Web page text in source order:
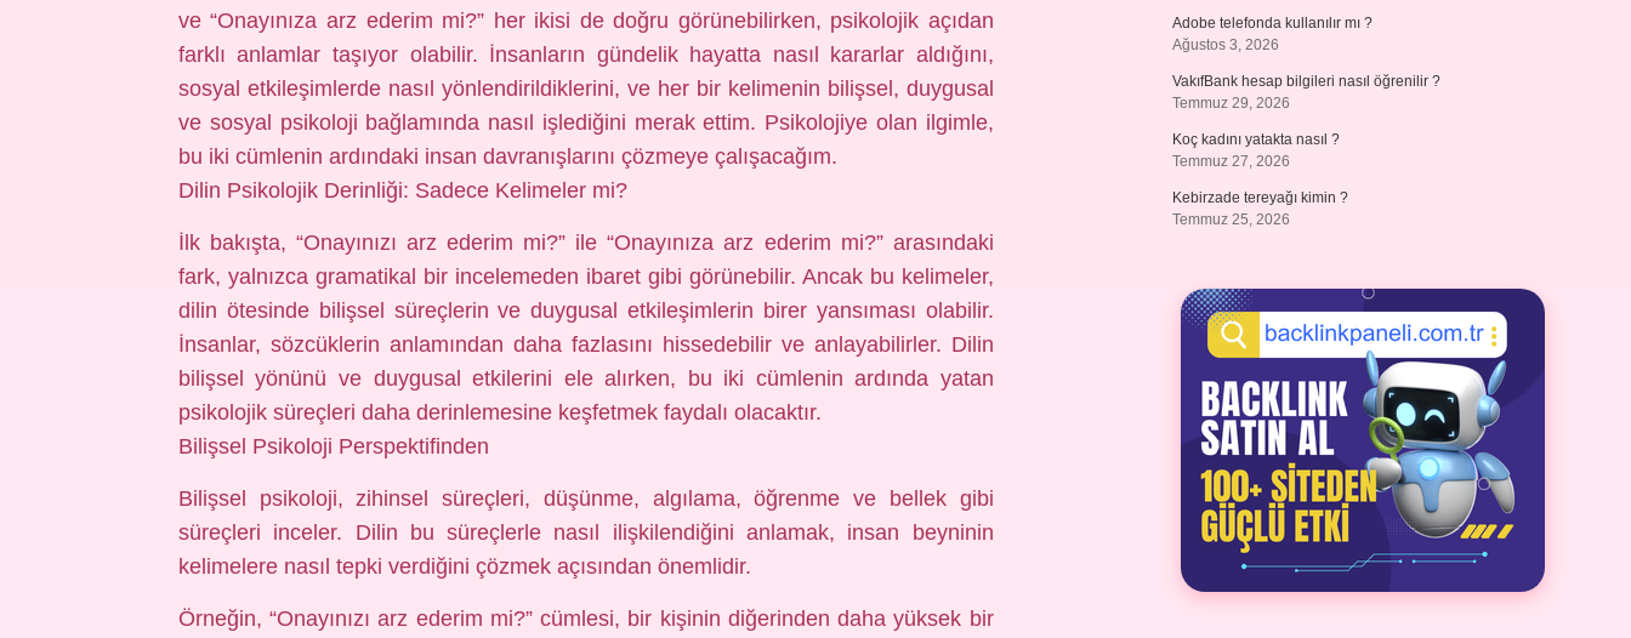
ve “Onayınıza arz ederim mi?” her ikisi de doğru görünebilirken, psikolojik açıdan
farklı anlamlar taşıyor olabilir. İnsanların gündelik hayatta nasıl kararlar aldığını,
sosyal etkileşimlerde nasıl yönlendirildiklerini, ve her bir kelimenin bilişsel, duygusal
ve sosyal psikoloji bağlamında nasıl işlediğini merak ettim. Psikolojiye olan ilgimle,
bu iki cümlenin ardındaki insan davranışlarını çözmeye çalışacağım.
Dilin Psikolojik Derinliği: Sadece Kelimeler mi?
İlk bakışta, “Onayınızı arz ederim mi?” ile “Onayınıza arz ederim mi?” arasındaki
fark, yalnızca gramatikal bir incelemeden ibaret gibi görünebilir. Ancak bu kelimeler,
dilin ötesinde bilişsel süreçlerin ve duygusal etkileşimlerin birer yansıması olabilir.
İnsanlar, sözcüklerin anlamından daha fazlasını hissedebilir ve anlayabilirler. Dilin
bilişsel yönünü ve duygusal etkilerini ele alırken, bu iki cümlenin ardında yatan
psikolojik süreçleri daha derinlemesine keşfetmek faydalı olacaktır.
Bilişsel Psikoloji Perspektifinden
Bilişsel psikoloji, zihinsel süreçleri, düşünme, algılama, öğrenme ve bellek gibi
süreçleri inceler. Dilin bu süreçlerle nasıl ilişkilendiğini anlamak, insan beyninin
kelimelere nasıl tepki verdiğini çözmek açısından önemlidir.
Örneğin, “Onayınızı arz ederim mi?” cümlesi, bir kişinin diğerinden daha yüksek bir
Adobe telefonda kullanılır mı ?
Ağustos 3, 2026
VakıfBank hesap bilgileri nasıl öğrenilir ?
Temmuz 29, 2026
Koç kadını yatakta nasıl ?
Temmuz 27, 2026
Kebirzade tereyağı kimin ?
Temmuz 25, 2026